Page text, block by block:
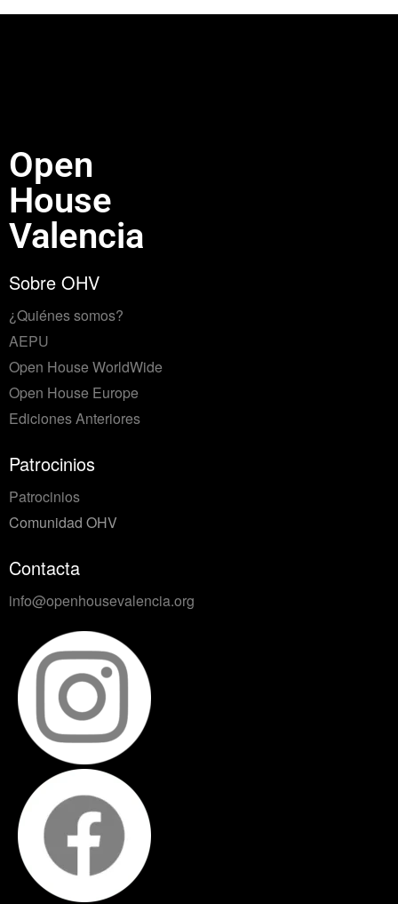
Open
House
Valencia
Sobre OHV
¿Quiénes somos?
AEPU
Open House WorldWide
Open House Europe
Ediciones Anteriores
Patrocinios
Patrocinios
Comunidad OHV
Contacta
info@openhousevalencia.org